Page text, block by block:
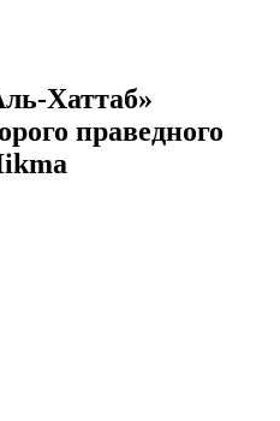
Хаттаб»
праведного